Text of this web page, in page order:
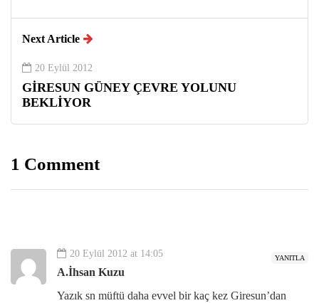
Next Article
20 Eylül 2012
GİRESUN GÜNEY ÇEVRE YOLUNU
BEKLİYOR
1 Comment
YANITLA
20 Eylül 2012 at 14:05
A.İhsan Kuzu
Yazık sn müftü daha evvel bir kaç kez Giresun’dan